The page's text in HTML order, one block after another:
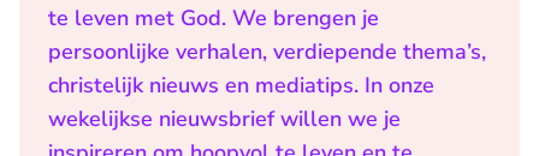
te leven met God. We brengen je
persoonlijke verhalen, verdiepende thema’s,
christelijk nieuws en mediatips. In onze
wekelijkse nieuwsbrief willen we je